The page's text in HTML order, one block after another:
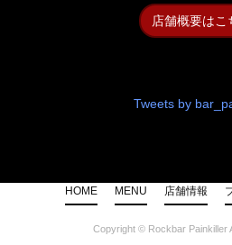
店舗概要はこ
Tweets by
HOME MENU 店舗情報
Copyright © Rockbar Painkiller